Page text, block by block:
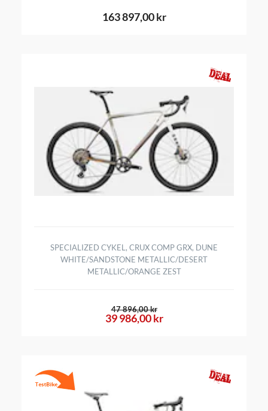
163 897,00 kr
SPECIALIZED CYKEL, CRUX COMP GRX, DUNE
WHITE/SANDSTONE METALLIC/DESERT
METALLIC/ORANGE ZEST
39 986,00 kr
47 896,00 kr